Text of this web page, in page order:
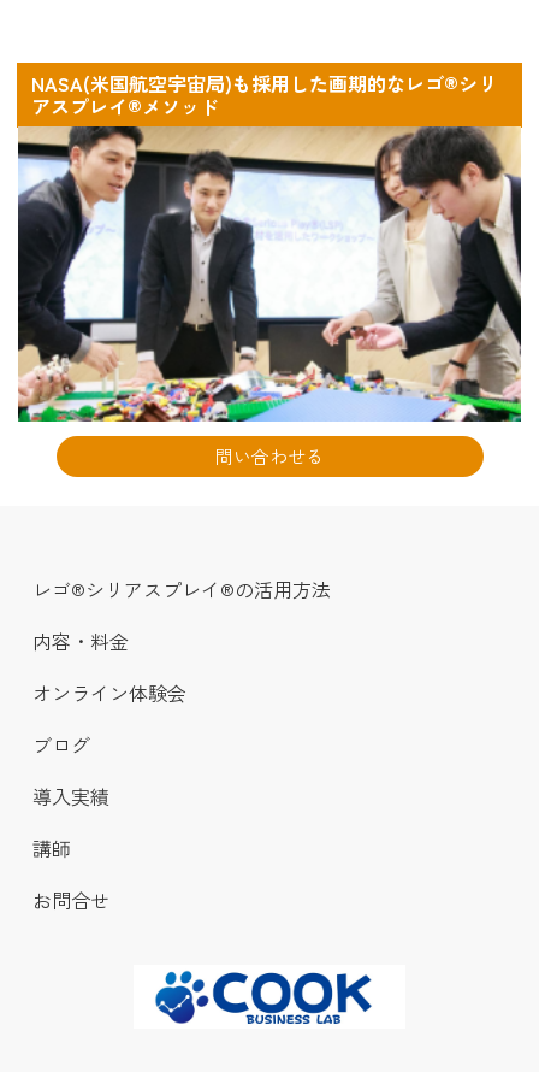
NASA(米国航空宇宙局)も採用した画期的なレゴ®シリ
アスプレイ®メソッド
問い合わせる
レゴ®シリアスプレイ®の活用方法
内容・料金
オンライン体験会
ブログ
導入実績
講師
お問合せ